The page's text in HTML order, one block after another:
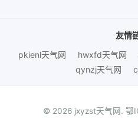
友情
pkienl天气网
hwxfd天气网
qynzj天气网
© 2026 jxyzst天气网. 鄂